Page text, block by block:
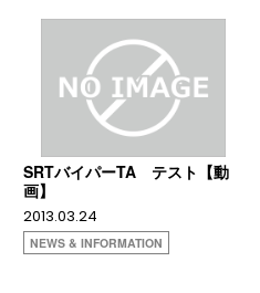
SRTバイパーTA テスト【動
画】
2013.03.24
NEWS & INFORMATION